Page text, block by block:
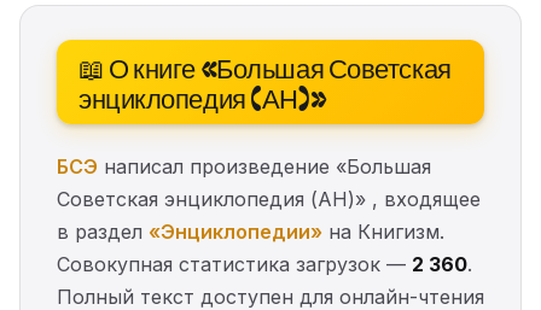
📖 О книге «Большая Советская
энциклопедия (АН)»
БСЭ написал произведение «Большая
Советская энциклопедия (АН)» , входящее
в раздел «Энциклопедии» на Книгизм.
Совокупная статистика загрузок — 2 360.
Полный текст доступен для онлайн-чтения